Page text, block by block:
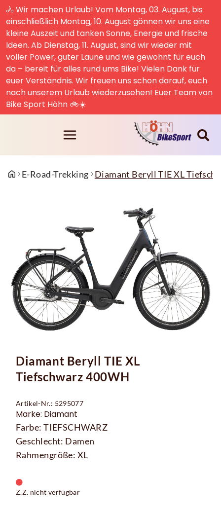
🚴 Wir machen Urlaub! Vom Montag, 03. August, bis
einschließlich Montag, 10. August gönnen wir uns eine
kleine Auszeit und tanken Sonne, Energie und frische
Ideen. Ab Dienstag, 11. August, sind wir wieder mit
voller Power, guter Laune und wie gewohnt für euch
da – bereit für alles rund ums Bike! Vielen Dank für
euer Verständnis. Wir freuen uns schon darauf, euch
nach unserem Urlaub wiederzusehen! Euer Team von
Bike Sport Höhn 🚲☀️
E-Road-Trekking Diamant Beryll TIE XL
Diamant Beryll TIE XL
Tiefschwarz 400WH
Artikel-Nr.: 5295077
Marke: Diamant
Farbe: TIEFSCHWARZ
Geschlecht: Damen
Rahmengröße: XL
Z.Z. nicht verfügbar